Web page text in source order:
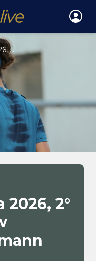
...
2026, 2°